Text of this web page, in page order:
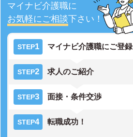
マイナビ介護職に
お気軽にご相談下さい！
STEP1 マイナビ介護職にご登録
STEP2 求人のご紹介
STEP3 面接・条件交渉
STEP4 転職成功！